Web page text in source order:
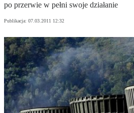
po przerwie w pełni swoje działanie
Publikacja: 07.03.2011 12:32